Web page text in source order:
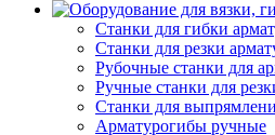
Станки для гибки
Станки для резки
Рубочные станки для
Ручные станки для
Станки для
Арматурогибы ручные